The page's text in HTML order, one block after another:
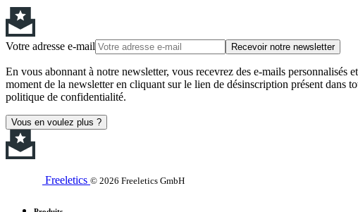
Votre adresse e-mail Recevoir notre newsletter
En vous abonnant à notre newsletter, vous recevrez des e-mails
moment de la newsletter en cliquant sur le lien de désinscription présent dans
politique de confidentialité.
Vous en voulez plus ?
Freeletics © 2026 Freeletics GmbH